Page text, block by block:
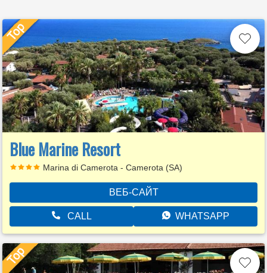
Blue Marine Resort
Marina di Camerota - Camerota (SA)
ВЕБ-САЙТ
CALL WHATSAPP